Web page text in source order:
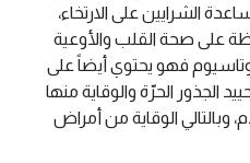
الشرايين على الارتخاء،
على صحة القلب والأوعية
فهو يحتوي أيضاً على
الجذور الحرّة والوقاية منها
وبالتالي الوقاية من أمراض